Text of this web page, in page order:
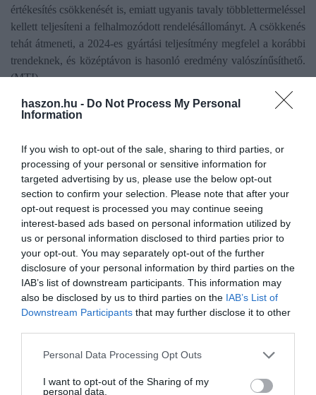
haszon.hu - Do Not Process My Personal
Information
If you wish to opt-out of the sale, sharing to third parties, or
processing of your personal or sensitive information for
targeted advertising by us, please use the below opt-out
section to confirm your selection. Please note that after your
opt-out request is processed you may continue seeing
interest-based ads based on personal information utilized by
us or personal information disclosed to third parties prior to
your opt-out. You may separately opt-out of the further
disclosure of your personal information by third parties on the
IAB’s list of downstream participants. This information may
also be disclosed by us to third parties on the IAB’s List of
Downstream Participants that may further disclose it to other
Please note that this website/app uses one or more Google
not limited to your visit or usage behaviour. You may click to
Personal Data Processing Opt Outs
I want to opt-out of the Sharing of my
personal data.
értékesítés csökkenését is, emiatt ugyanis tavaly többlettermeléssel
kellett teljesíteni a felhalmozódott rendelésállományt. A csökkenés
tehát átmeneti, a 2024-es gyártási teljesítmény megfelel a korábbi
trendeknek, és középtávon is hasonló eredmény valószínűsíthető.
(MTI)
Nagyot zuhant a Suzuki Vitara eladása
Nálunk is kapható lesz az elektromos Suzuki Vitara
Drágább lett a Suzuki, ennyibe kerül most
suzuki bevétel eredmények értékesítés eladás
magyarország